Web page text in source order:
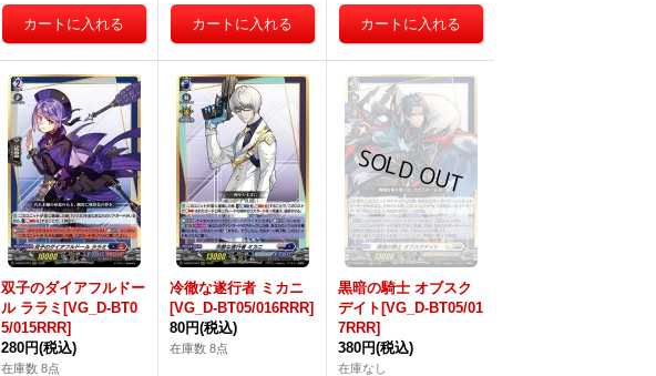
双子のダイアフルドー
ル ララミ[VG_D-BT0
5/015RRR]
280円(税込)
在庫数 8点
冷徹な遂行者 ミカニ
[VG_D-BT05/016RRR]
80円(税込)
在庫数 8点
黒暗の騎士 オブスク
デイト[VG_D-BT05/01
7RRR]
380円(税込)
在庫なし